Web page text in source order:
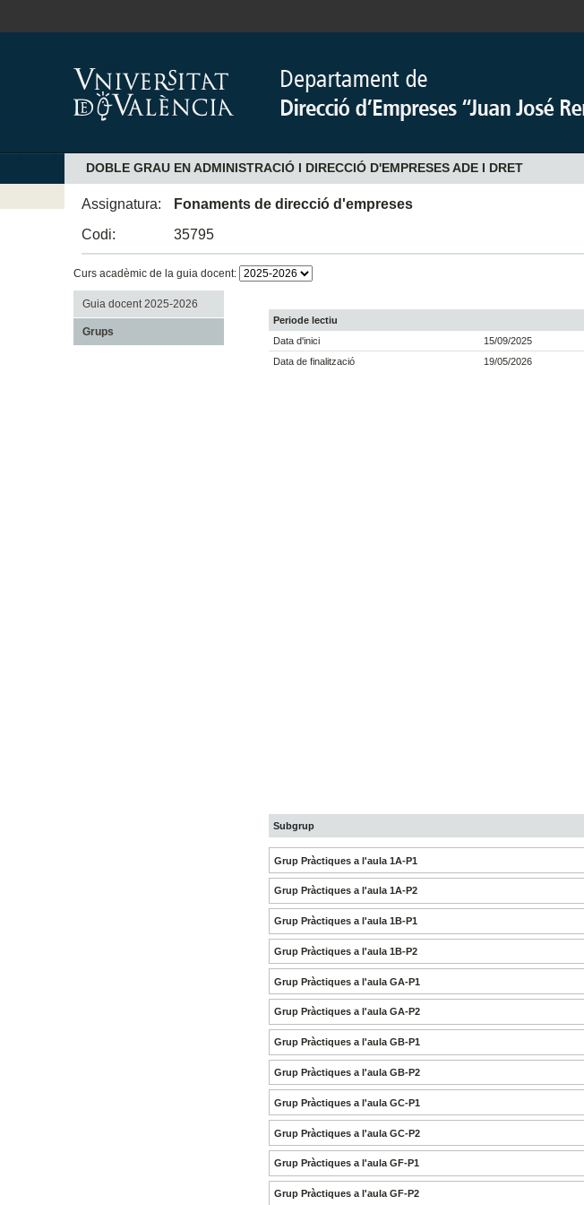
DOBLE GRAU EN ADMINISTRACIÓ I DIRECCIÓ D'EMPRESES ADE I DRET
Assignatura:
Fonaments de direcció d'empreses
Codi:
35795
Curs acadèmic de la guia docent:
Guia docent 2025-2026
Grups
Periode lectiu
Data d'inici
15/09/2025
Data de finalització
19/05/2026
Subgrup
Grup Pràctiques a l'aula 1A-P1
Grup Pràctiques a l'aula 1A-P2
Grup Pràctiques a l'aula 1B-P1
Grup Pràctiques a l'aula 1B-P2
Grup Pràctiques a l'aula GA-P1
Grup Pràctiques a l'aula GA-P2
Grup Pràctiques a l'aula GB-P1
Grup Pràctiques a l'aula GB-P2
Grup Pràctiques a l'aula GC-P1
Grup Pràctiques a l'aula GC-P2
Grup Pràctiques a l'aula GF-P1
Grup Pràctiques a l'aula GF-P2